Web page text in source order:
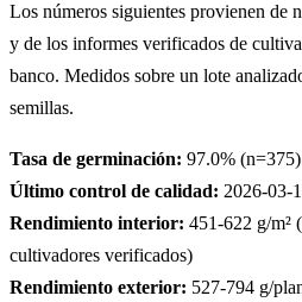
Los números siguientes provienen de
y de los informes verificados de
banco. Medidos sobre un lote
semillas.
Tasa de germinación: 97.0% (n=375)
Último control de calidad: 2026-03-
Rendimiento interior: 451-622 g/m²
cultivadores verificados)
Rendimiento exterior: 527-794 g/